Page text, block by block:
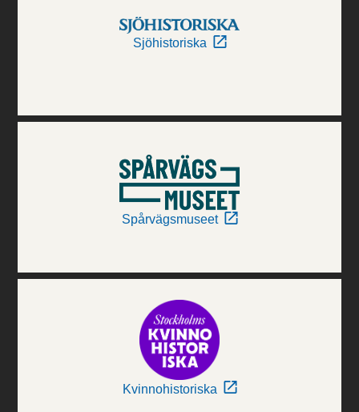
Sjöhistoriska
Spårvägsmuseet
Kvinnohistoriska